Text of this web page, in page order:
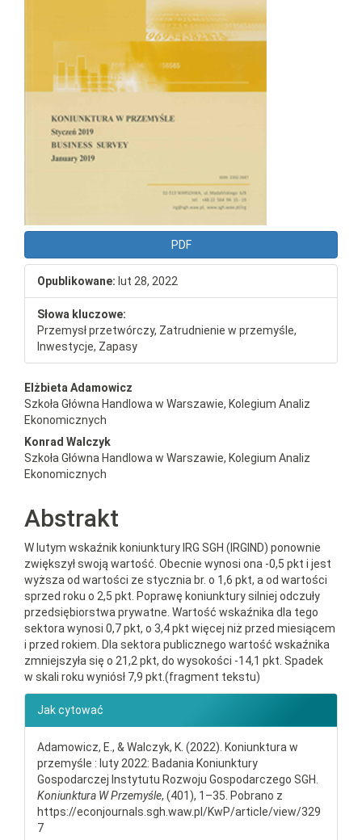
PDF
Opublikowane: lut 28, 2022
Słowa kluczowe:
Przemysł przetwórczy, Zatrudnienie w przemyśle,
Inwestycje, Zapasy
Elżbieta Adamowicz
Szkoła Główna Handlowa w Warszawie, Kolegium Analiz
Ekonomicznych
Konrad Walczyk
Szkoła Główna Handlowa w Warszawie, Kolegium Analiz
Ekonomicznych
Abstrakt
W lutym wskaźnik koniunktury IRG SGH (IRGIND) ponownie
zwiększył swoją wartość. Obecnie wynosi ona -0,5 pkt i jest
wyższa od wartości ze stycznia br. o 1,6 pkt, a od wartości
sprzed roku o 2,5 pkt. Poprawę koniunktury silniej odczuły
przedsiębiorstwa prywatne. Wartość wskaźnika dla tego
sektora wynosi 0,7 pkt, o 3,4 pkt więcej niż przed miesiącem
i przed rokiem. Dla sektora publicznego wartość wskaźnika
zmniejszyła się o 21,2 pkt, do wysokości -14,1 pkt. Spadek
w skali roku wyniósł 7,9 pkt.(fragment tekstu)
Jak cytować
Adamowicz, E., & Walczyk, K. (2022). Koniunktura w
przemyśle : luty 2022: Badania Koniunktury
Gospodarczej Instytutu Rozwoju Gospodarczego SGH.
Koniunktura W Przemyśle, (401), 1–35. Pobrano z
https://econjournals.sgh.waw.pl/KwP/article/view/329
7